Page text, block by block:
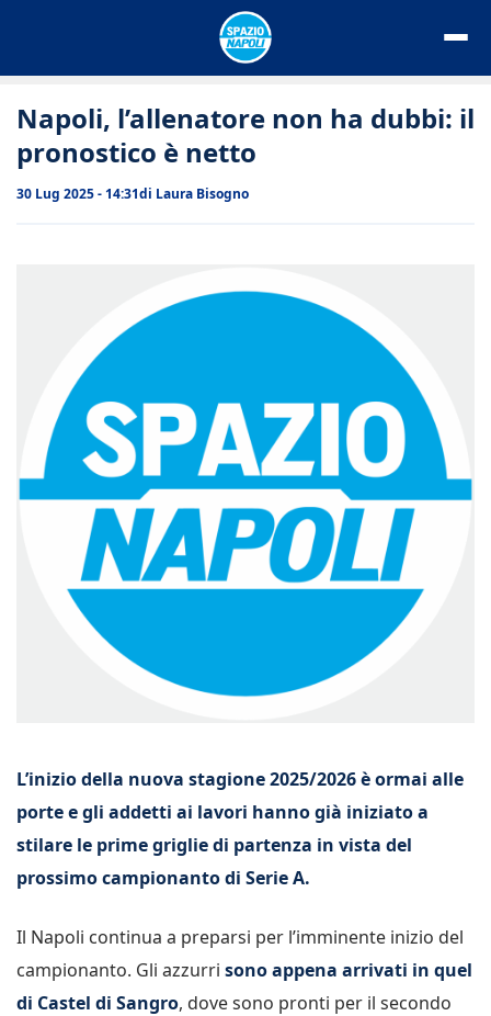
Napoli, l’allenatore non ha dubbi: il
pronostico è netto
30 Lug 2025 - 14:31di Laura Bisogno
L’inizio della nuova stagione 2025/2026 è ormai alle
porte e gli addetti ai lavori hanno già iniziato a
stilare le prime griglie di partenza in vista del
prossimo campionanto di Serie A.
Il Napoli continua a preparsi per l’imminente inizio del
campionanto. Gli azzurri sono appena arrivati in quel
di Castel di Sangro, dove sono pronti per il secondo